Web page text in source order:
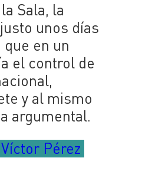
Sala, la
unos días
en un
el control de
y al mismo
argumental.
Pérez